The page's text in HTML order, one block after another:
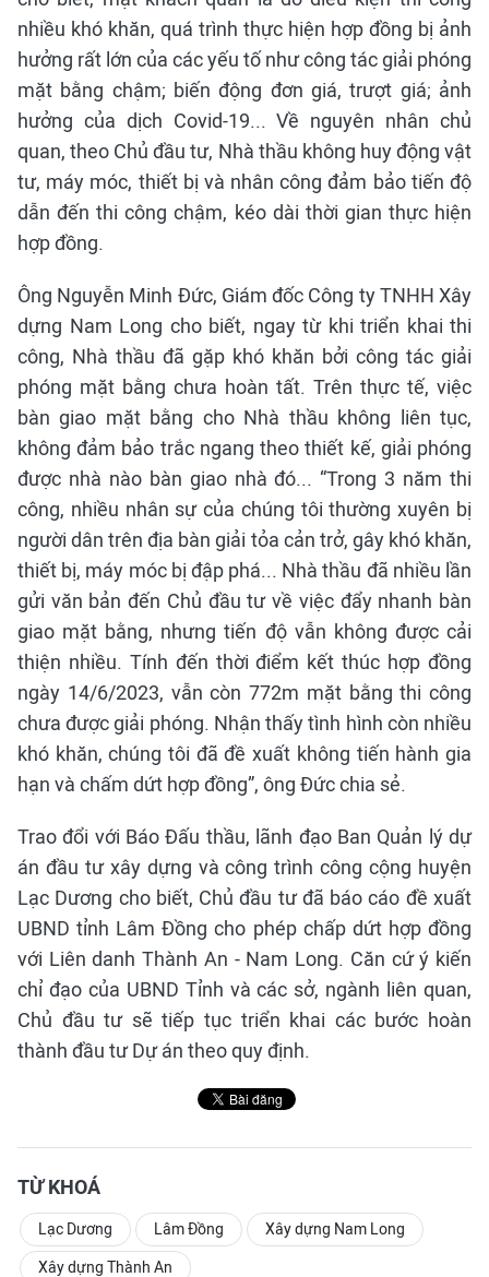
nhiều khó khăn, quá trình thực hiện hợp đồng bị ảnh
hưởng rất lớn của các yếu tố như công tác giải phóng
mặt bằng chậm; biến động đơn giá, trượt giá; ảnh
hưởng của dịch Covid-19... Về nguyên nhân chủ
quan, theo Chủ đầu tư, Nhà thầu không huy động vật
tư, máy móc, thiết bị và nhân công đảm bảo tiến độ
dẫn đến thi công chậm, kéo dài thời gian thực hiện
hợp đồng.
Ông Nguyễn Minh Đức, Giám đốc Công ty TNHH Xây
dựng Nam Long cho biết, ngay từ khi triển khai thi
công, Nhà thầu đã gặp khó khăn bởi công tác giải
phóng mặt bằng chưa hoàn tất. Trên thực tế, việc
bàn giao mặt bằng cho Nhà thầu không liên tục,
không đảm bảo trắc ngang theo thiết kế, giải phóng
được nhà nào bàn giao nhà đó... “Trong 3 năm thi
công, nhiều nhân sự của chúng tôi thường xuyên bị
người dân trên địa bàn giải tỏa cản trở, gây khó khăn,
thiết bị, máy móc bị đập phá... Nhà thầu đã nhiều lần
gửi văn bản đến Chủ đầu tư về việc đẩy nhanh bàn
giao mặt bằng, nhưng tiến độ vẫn không được cải
thiện nhiều. Tính đến thời điểm kết thúc hợp đồng
ngày 14/6/2023, vẫn còn 772m mặt bằng thi công
chưa được giải phóng. Nhận thấy tình hình còn nhiều
khó khăn, chúng tôi đã đề xuất không tiến hành gia
hạn và chấm dứt hợp đồng”, ông Đức chia sẻ.
Trao đổi với Báo Đấu thầu, lãnh đạo Ban Quản lý dự
án đầu tư xây dựng và công trình công cộng huyện
Lạc Dương cho biết, Chủ đầu tư đã báo cáo đề xuất
UBND tỉnh Lâm Đồng cho phép chấp dứt hợp đồng
với Liên danh Thành An - Nam Long. Căn cứ ý kiến
chỉ đạo của UBND Tỉnh và các sở, ngành liên quan,
Chủ đầu tư sẽ tiếp tục triển khai các bước hoàn
thành đầu tư Dự án theo quy định.
TỪ KHOÁ
Lạc Dương Lâm Đồng Xây dựng Nam Long
Xây dựng Thành An